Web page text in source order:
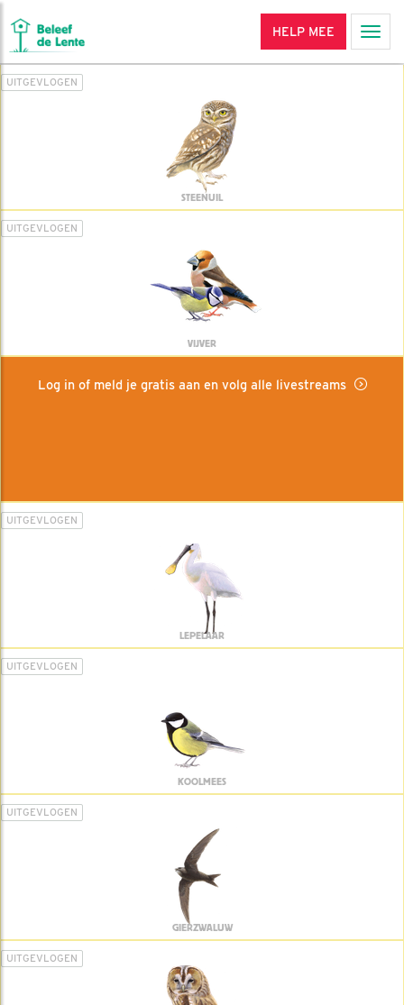
HELP MEE
UITGEVLOGEN
STEENUIL
UITGEVLOGEN
VIJVER
Log in of meld je gratis aan en volg alle livestreams
UITGEVLOGEN
LEPELAAR
UITGEVLOGEN
KOOLMEES
UITGEVLOGEN
GIERZWALUW
UITGEVLOGEN